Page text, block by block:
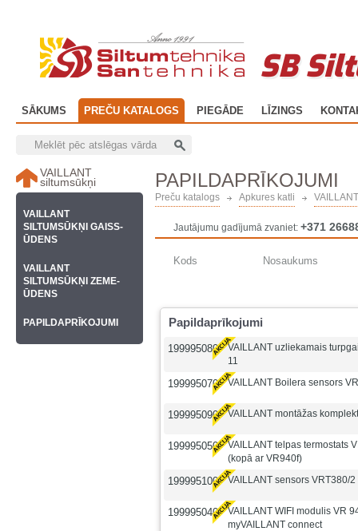
SB
SĀKUMS PREČU KATALOGS PIEGĀDE LĪZINGS
PAPILDAPRĪKOJUMI
Preču katalogs Apkures katli
Jautājumu gadījumā zvaniet: +371
Kods Nosaukums
Papildaprīkojumi
199995080
VAILLANT uzliekamais
11
199995070 VAILLANT Boilera sensors
199995090 VAILLANT montāžas
199995050
VAILLANT telpas termostats
(kopā ar VR940f)
199995100 VAILLANT sensors VRT380/2
199995040
VAILLANT WIFI modulis VR
myVAILLANT connect
VAILLANT
siltumsūkņi
VAILLANT
SILTUMSŪKŅI GAISS-
ŪDENS
VAILLANT
SILTUMSŪKŅI ZEME-
ŪDENS
PAPILDAPRĪKOJUMI